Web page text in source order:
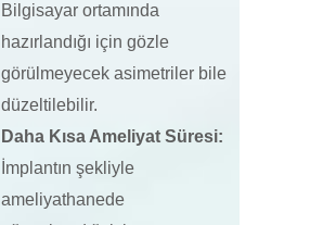
Bilgisayar ortamında
hazırlandığı için gözle
görülmeyecek asimetriler bile
düzeltilebilir.
Daha Kısa Ameliyat Süresi:
İmplantın şekliyle
ameliyathanede